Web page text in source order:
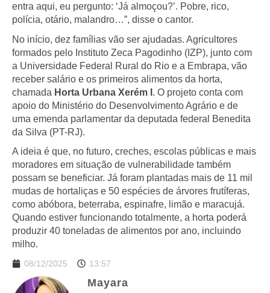
entra aqui, eu pergunto: ‘Já almoçou?’. Pobre, rico,
polícia, otário, malandro…”, disse o cantor.
No início, dez famílias vão ser ajudadas. Agricultores
formados pelo Instituto Zeca Pagodinho (IZP), junto com
a Universidade Federal Rural do Rio e a Embrapa, vão
receber salário e os primeiros alimentos da horta,
chamada Horta Urbana Xerém I . O projeto conta com
apoio do Ministério do Desenvolvimento Agrário e de
uma emenda parlamentar da deputada federal Benedita
da Silva (PT-RJ).
A ideia é que, no futuro, creches, escolas públicas e mais
moradores em situação de vulnerabilidade também
possam se beneficiar. Já foram plantadas mais de 11 mil
mudas de hortaliças e 50 espécies de árvores frutíferas,
como abóbora, beterraba, espinafre, limão e maracujá.
Quando estiver funcionando totalmente, a horta poderá
produzir 40 toneladas de alimentos por ano, incluindo
milho.
08/12/2025 13:57
Mayara